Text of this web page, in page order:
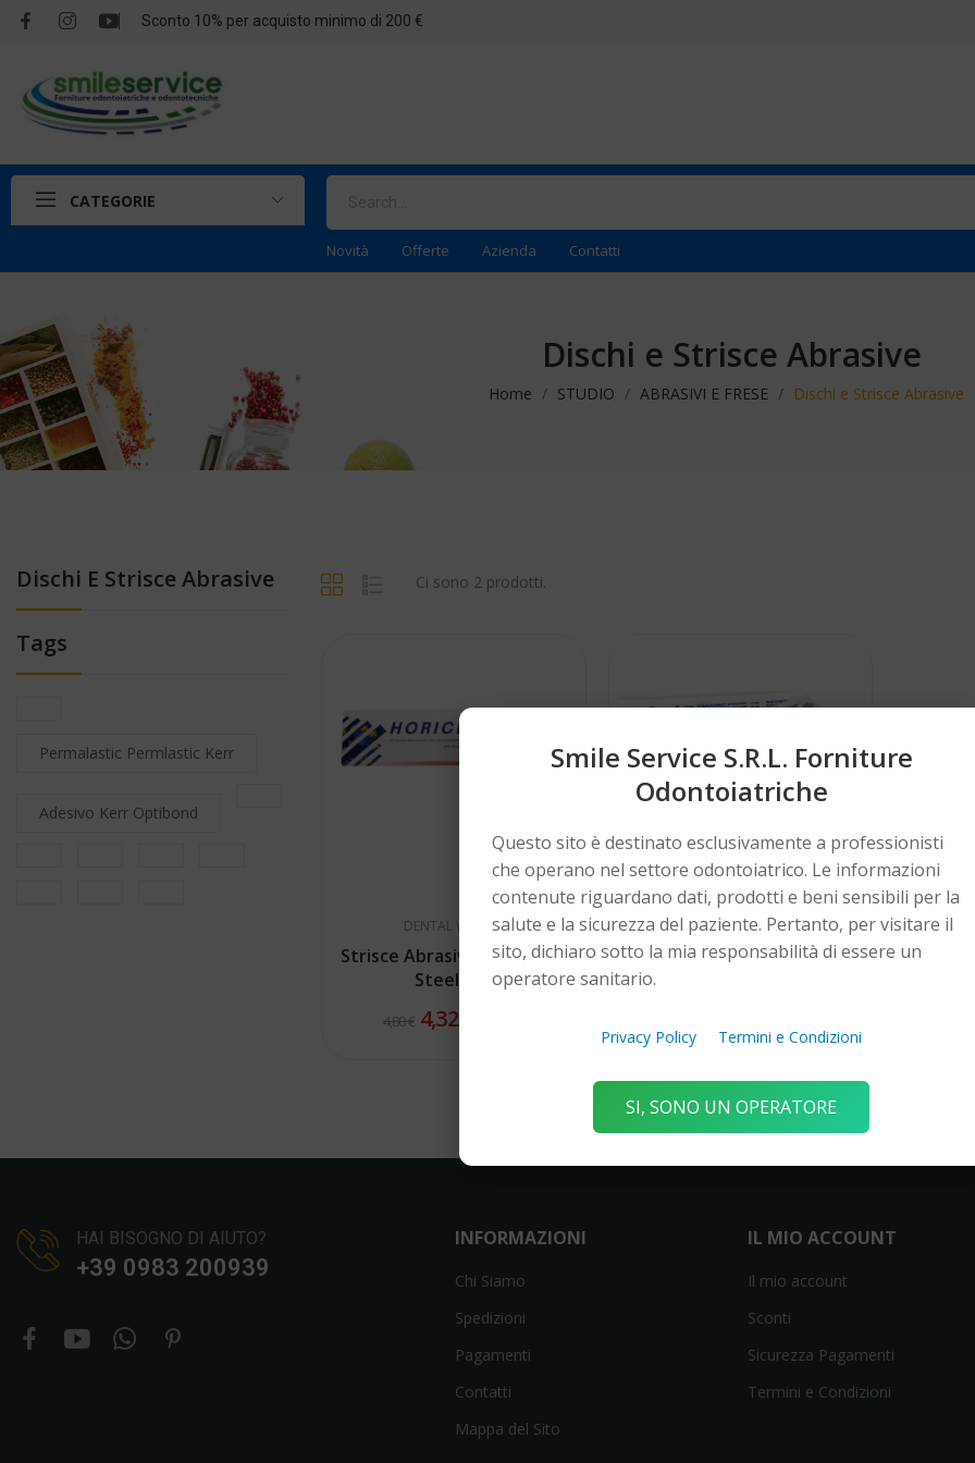
Sconto 10% per acquisto minimo di 200 €
CATEGORIE
Novità Offerte Azienda Contatti
Dischi e Strisce Abrasive
Home STUDIO ABRASIVI E FRESE Dischi e Strisce Abrasive
Dischi E Strisce Abrasive
Tags
Permalastic Permlastic Kerr
Adesivo Kerr Optibond
Ci sono 2 prodotti.
DENTAL WORLD
Strisce Abrasive Horicarbo
Steel DW
4,80 € 4,32 €
HORICO
Strisce abrasive metalliche
HAI BISOGNO DI AIUTO?
+39 0983 200939
INFORMAZIONI
Chi Siamo
Spedizioni
Pagamenti
Contatti
Mappa del Sito
IL MIO ACCOUNT
Il mio account
Sconti
Sicurezza Pagamenti
Termini e Condizioni
Smile Service S.r.l. Forniture
Odontoiatriche
Questo sito è destinato esclusivamente a professionisti
che operano nel settore odontoiatrico. Le informazioni
contenute riguardano dati, prodotti e beni sensibili per la
salute e la sicurezza del paziente. Pertanto, per visitare il
sito, dichiaro sotto la mia responsabilità di essere un
operatore sanitario.
Privacy Policy Termini e Condizioni
SI, SONO UN OPERATORE